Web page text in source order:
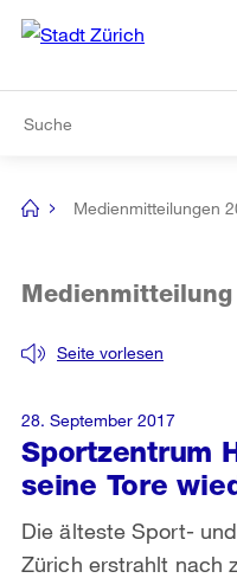
Navigation
[no
Medienmitteilungen
Sportzentrum
seine Tore
Seite vorlesen
Medienmitteilung
Die älteste Sport-
Zürich erstrahlt nach
28. September 2017